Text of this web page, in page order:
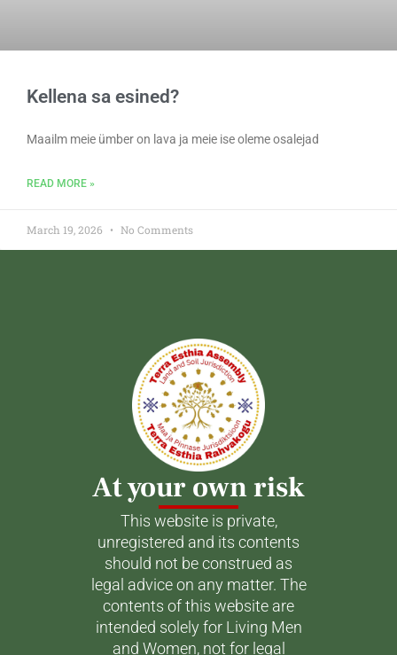
Kellena sa esined?
Maailm meie ümber on lava ja meie ise oleme osalejad
READ MORE »
March 19, 2026 No Comments
At your own risk
This website is private,
unregistered and its contents
should not be construed as
legal advice on any matter. The
contents of this website are
intended solely for Living Men
and Women, not for legal